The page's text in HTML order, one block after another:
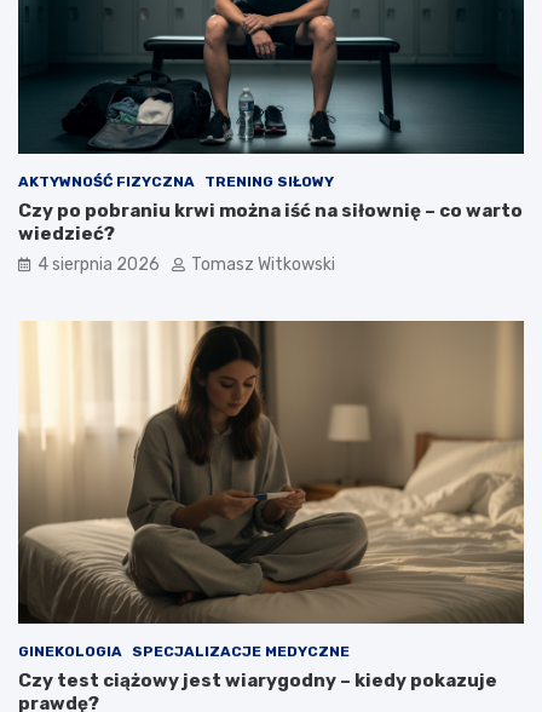
AKTYWNOŚĆ FIZYCZNA TRENING SIŁOWY
Czy po pobraniu krwi można iść na siłownię – co warto
wiedzieć?
4 sierpnia 2026 Tomasz Witkowski
GINEKOLOGIA SPECJALIZACJE MEDYCZNE
Czy test ciążowy jest wiarygodny – kiedy pokazuje
prawdę?